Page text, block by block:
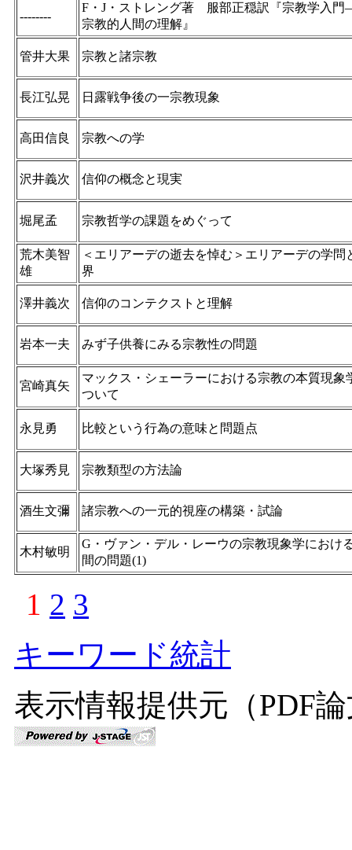
--------
F・J・ストレング著 服部正穏訳『宗教学入
宗教的人間の理解』
管井大果 宗教と諸宗教
長江弘晃 日露戦争後の一宗教現象
高田信良 宗教への学
沢井義次 信仰の概念と現実
堀尾孟 宗教哲学の課題をめぐって
荒木美智
雄
＜エリアーデの逝去を悼む＞エリアーデの学問
界
澤井義次 信仰のコンテクストと理解
岩本一夫 みず子供養にみる宗教性の問題
宮崎真矢
マックス・シェーラーにおける宗教の本質現象
ついて
永見勇 比較という行為の意味と問題点
大塚秀見 宗教類型の方法論
酒生文彌 諸宗教への一元的視座の構築・試論
木村敏明
G・ヴァン・デル・レーウの宗教現象学におけ
間の問題(1)
1 2 3
キーワード統計
表示情報提供元（PDF